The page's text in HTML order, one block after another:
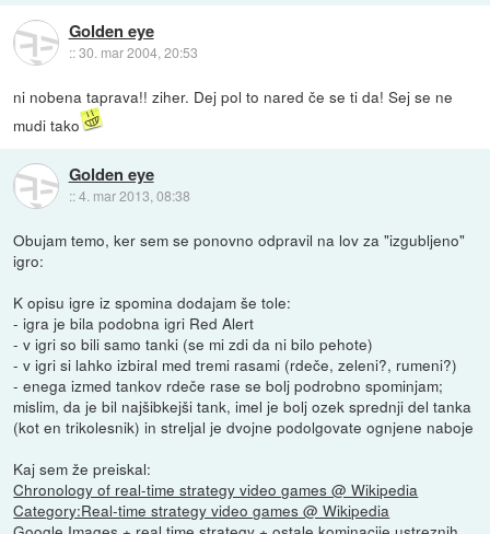
Golden eye
::30. mar 2004, 20:53
ni nobena taprava!! ziher. Dej pol to nared če se ti da! Sej se ne
mudi tako
Golden eye
::4. mar 2013, 08:38
Obujam temo, ker sem se ponovno odpravil na lov za "izgubljeno"
igro:
K opisu igre iz spomina dodajam še tole:
- igra je bila podobna igri Red Alert
- v igri so bili samo tanki (se mi zdi da ni bilo pehote)
- v igri si lahko izbiral med tremi rasami (rdeče, zeleni?, rumeni?)
- enega izmed tankov rdeče rase se bolj podrobno spominjam;
mislim, da je bil najšibkejši tank, imel je bolj ozek sprednji del tanka
(kot en trikolesnik) in streljal je dvojne podolgovate ognjene naboje
Kaj sem že preiskal:
Chronology of real-time strategy video games @ Wikipedia
Category:Real-time strategy video games @ Wikipedia